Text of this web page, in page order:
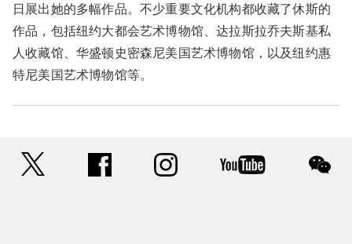
日展出她的多幅作品。不少重要文化机构都收藏了休斯的
作品，包括纽约大都会艺术博物馆、达拉斯拉乔夫斯基私
人收藏馆、华盛顿史密森尼美国艺术博物馆，以及纽约惠
特尼美国艺术博物馆等。
facebook instagram youtube